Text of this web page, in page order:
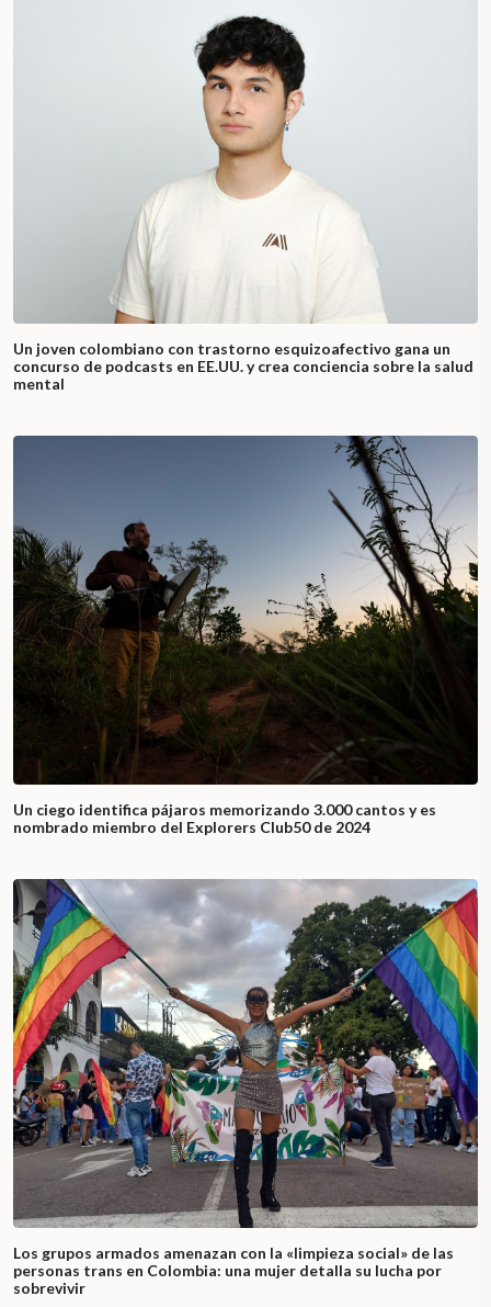
Un joven colombiano con trastorno esquizoafectivo gana un
concurso de podcasts en EE.UU. y crea conciencia sobre la salud
mental
Un ciego identifica pájaros memorizando 3.000 cantos y es
nombrado miembro del Explorers Club50 de 2024
Los grupos armados amenazan con la «limpieza social» de las
personas trans en Colombia: una mujer detalla su lucha por
sobrevivir